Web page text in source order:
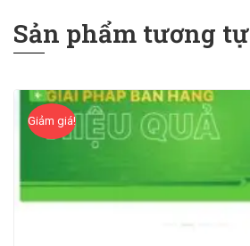
Sản phẩm tương tự
Giảm giá!